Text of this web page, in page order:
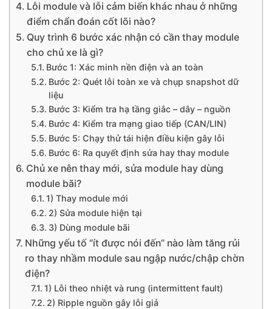
Lỗi module và lỗi cảm biến khác nhau ở những
điểm chẩn đoán cốt lõi nào?
Quy trình 6 bước xác nhận có cần thay module
cho chủ xe là gì?
Bước 1: Xác minh nền điện và an toàn
Bước 2: Quét lỗi toàn xe và chụp snapshot dữ
liệu
Bước 3: Kiểm tra hạ tầng giắc – dây – nguồn
Bước 4: Kiểm tra mạng giao tiếp (CAN/LIN)
Bước 5: Chạy thử tái hiện điều kiện gây lỗi
Bước 6: Ra quyết định sửa hay thay module
Chủ xe nên thay mới, sửa module hay dùng
module bãi?
1) Thay module mới
2) Sửa module hiện tại
3) Dùng module bãi
Những yếu tố “ít được nói đến” nào làm tăng rủi
ro thay nhầm module sau ngập nước/chập chờn
điện?
1) Lỗi theo nhiệt và rung (intermittent fault)
2) Ripple nguồn gây lỗi giả